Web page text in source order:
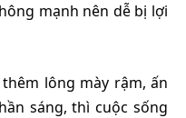
mạnh nên dễ bị lợi
lông mày rậm, ấn
sáng, thì cuộc sống